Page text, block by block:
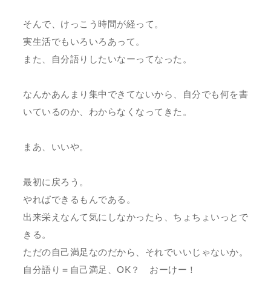
そんで、けっこう時間が経って。
実生活でもいろいろあって。
また、自分語りしたいなーってなった。
なんかあんまり集中できてないから、自分でも何を書
いているのか、わからなくなってきた。
まあ、いいや。
最初に戻ろう。
やればできるもんである。
出来栄えなんて気にしなかったら、ちょちょいっとで
きる。
ただの自己満足なのだから、それでいいじゃないか。
自分語り＝自己満足、OK？ おーけー！